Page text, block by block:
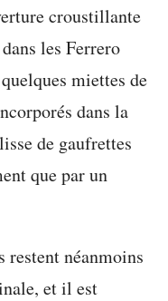
croustillante
les Ferrero
miettes de
dans la
de gaufrettes
que par un
restent néanmoins
et il est